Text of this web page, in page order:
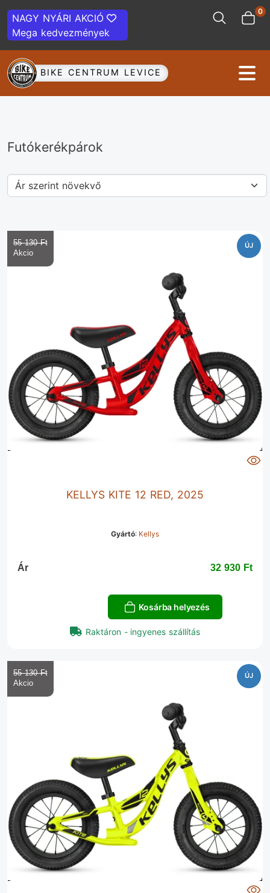
NAGY NYÁRI AKCIÓ
Mega kedvezmények
0
BIKE CENTRUM LEVICE
Futókerékpárok
ÚJ
KELLYS KITE 12 RED, 2025
Gyártó: Kellys
55 130 Ft‎
Ár 32 930 Ft‎
Kosárba helyezés
Raktáron - ingyenes szállítás
ÚJ
55 130 Ft‎